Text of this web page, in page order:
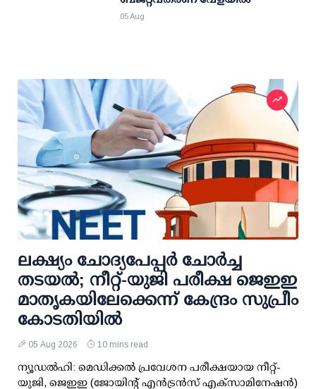
05 Aug
ലക്ഷ്യം ചോദ്യപേപ്പര്‍ ചോര്‍ച്ച
തടയല്‍; നീറ്റ്-യുജി പരീക്ഷ ജെഇഇ
മാതൃകയിലേക്കെന്ന് കേന്ദ്രം സുപ്രീം
കോടതിയില്‍
05 Aug 2026 10 mins read
ന്യൂഡല്‍ഹി: മെഡിക്കല്‍ പ്രവേശന പരീക്ഷയായ നീറ്റ്-
യുജി, ജെഇഇ (ജോയിന്റ് എന്‍ട്രന്‍സ് എക്‌സാമിനേഷന്‍)